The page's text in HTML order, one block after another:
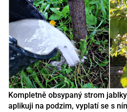
Kompletně obsypaný strom
aplikuji na podzim, vyplatí se s